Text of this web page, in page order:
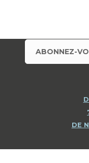
ABONNEZ-
DE